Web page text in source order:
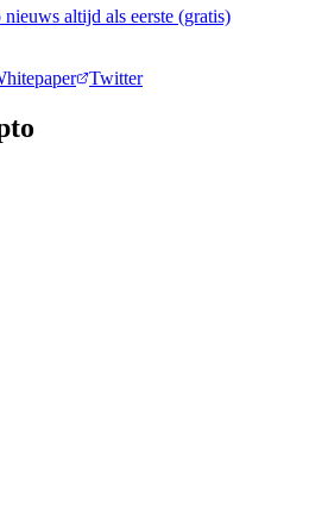
altijd als eerste (gratis)
Twitter